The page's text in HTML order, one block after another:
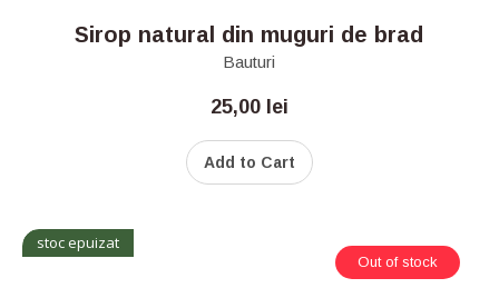
Sirop natural din muguri de brad
Bauturi
25,00 lei
Add to Cart
stoc epuizat
Out of stock